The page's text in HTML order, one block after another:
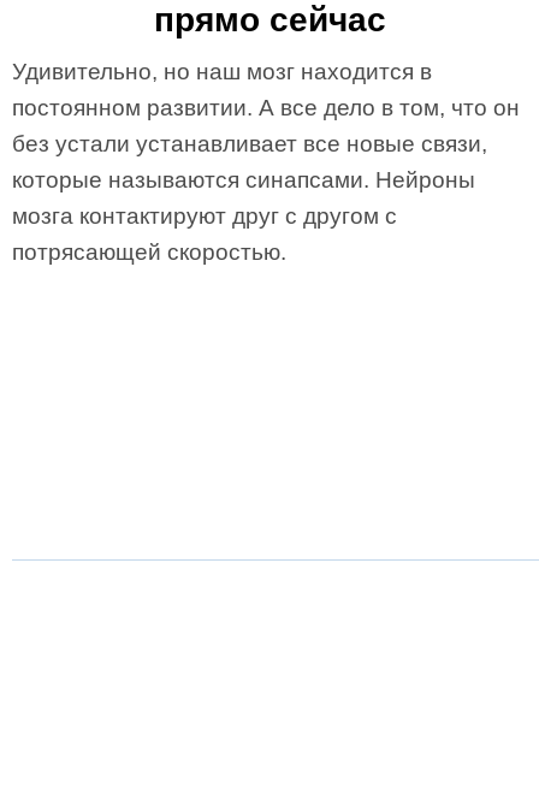
прямо сейчас
Удивительно, но наш мозг находится в
постоянном развитии. А все дело в том, что он
без устали устанавливает все новые связи,
которые называются синапсами. Нейроны
мозга контактируют друг с другом с
потрясающей скоростью.